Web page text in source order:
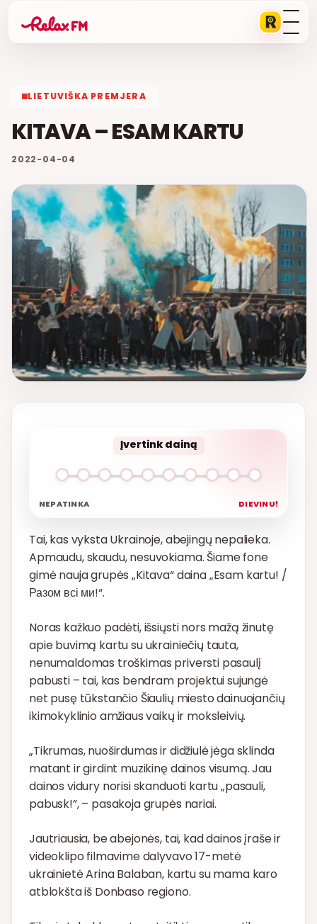
LIETUVIŠKA PREMJERA
KITAVA – ESAM KARTU
2022-04-04
Įvertink dainą
NEPATINKA DIEVINU!
Tai, kas vyksta Ukrainoje, abejingų nepalieka.
Apmaudu, skaudu, nesuvokiama. Šiame fone
gimė nauja grupės „Kitava“ daina „Esam kartu! /
Разом всі ми!“.
Noras kažkuo padėti, išsiųsti nors mažą žinutę
apie buvimą kartu su ukrainiečių tauta,
nenumaldomas troškimas priversti pasaulį
pabusti – tai, kas bendram projektui sujungė
net pusę tūkstančio Šiaulių miesto dainuojančių
ikimokyklinio amžiaus vaikų ir moksleivių.
„Tikrumas, nuoširdumas ir didžiulė jėga sklinda
matant ir girdint muzikinę dainos visumą. Jau
dainos vidury norisi skanduoti kartu „pasauli,
pabusk!”, – pasakoja grupės nariai.
Jautriausia, be abejonės, tai, kad dainos įraše ir
videoklipo filmavime dalyvavo 17-metė
ukrainietė Arina Balaban, kartu su mama karo
atblokšta iš Donbaso regiono.